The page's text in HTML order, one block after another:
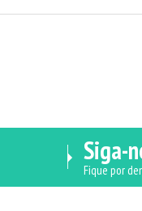
Siga-
Fique por